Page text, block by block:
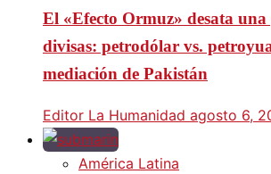
El «Efecto Ormuz» desata
divisas: petrodólar vs.
mediación de Pakistán
Editor La Humanidad agosto 6,
América Latina